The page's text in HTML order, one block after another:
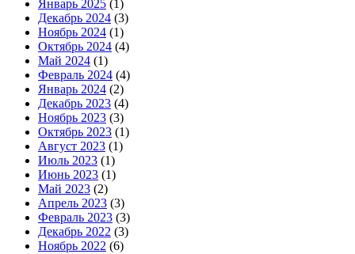
Январь 2025 (1)
Декабрь 2024 (3)
Ноябрь 2024 (1)
Октябрь 2024 (4)
Май 2024 (1)
Февраль 2024 (4)
Январь 2024 (2)
Декабрь 2023 (4)
Ноябрь 2023 (3)
Октябрь 2023 (1)
Август 2023 (1)
Июль 2023 (1)
Июнь 2023 (1)
Май 2023 (2)
Апрель 2023 (3)
Февраль 2023 (3)
Декабрь 2022 (3)
Ноябрь 2022 (6)